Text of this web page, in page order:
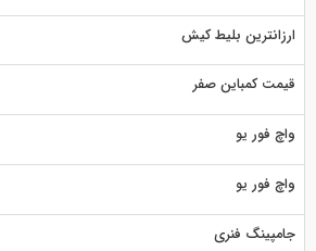
ارزانترین بلیط کیش
قیمت کمباین صفر
واچ فور یو
واچ فور یو
جامپینگ فنری